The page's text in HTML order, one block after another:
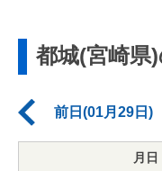
都城(宮崎県
前日(01月29日)
月日